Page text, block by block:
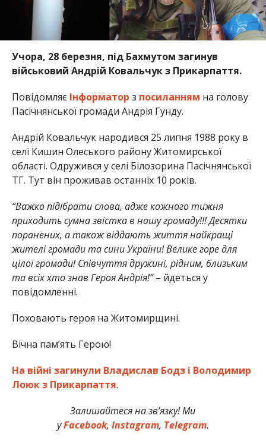
Учора, 28 березня, під Бахмутом загинув
військовий Андрій Ковальчук з Прикарпаття.
ПовідомляєІнформатор з посиланням на голову
Пасічнянської громади Андрія Гунду.
Андрій Ковальчук народився 25 липня 1988 року в
селі Кишин Олеського району Житомирської
області. Одружився у селі Білозорина Пасічнянської
ТГ. Тут він проживав останніх 10 років.
“Важко підібрати слова, адже кожного тижня
приходить сумна звістка в нашу громаду!!! Десятки
поранених, а також віддають життя найкращі
жителі громади та сини України! Велике горе для
цілої громади! Співчуття дружині, рідним, близьким
та всіх хто знав Героя Андрія!”– йдеться у
повідомленні.
Поховають героя на Житомирщині.
Вічна пам’ять Герою!
На війні загинули Владислав Бодз і Володимир
Лоюк з Прикарпаття.
Залишайтеся на зв’язку! Ми
уFacebook, Instagram, Telegram.